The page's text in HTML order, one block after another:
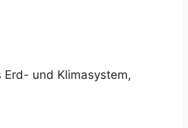
und Klimasystem,